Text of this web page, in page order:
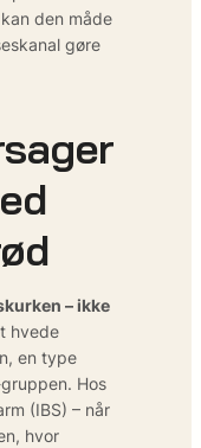
den måde
gøre
– ikke
hvede
en type
Hos
(IBS) – når
hvor